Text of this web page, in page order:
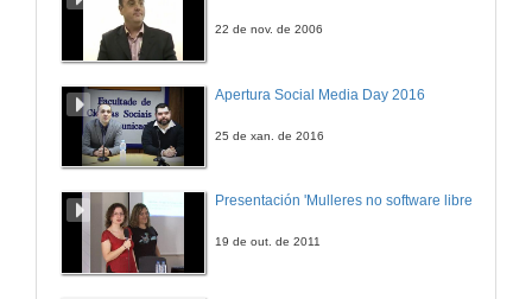
Relatorio de Laura Abuja Conde
Relatorio de Laura Abuja Conde
22 de nov. de 2006
Apertura Social Media Day 2016
25 de xan. de 2016
Presentación 'Mulleres no software libre'
19 de out. de 2011